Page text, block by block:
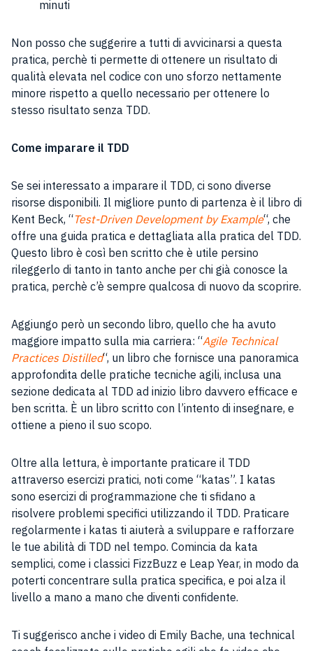
minuti
Non posso che suggerire a tutti di avvicinarsi a questa
pratica, perchè ti permette di ottenere un risultato di
qualità elevata nel codice con uno sforzo nettamente
minore rispetto a quello necessario per ottenere lo
stesso risultato senza TDD.
Come imparare il TDD
Se sei interessato a imparare il TDD, ci sono diverse
risorse disponibili. Il migliore punto di partenza è il libro di
Kent Beck, “Test-Driven Development by Example“, che
offre una guida pratica e dettagliata alla pratica del TDD.
Questo libro è così ben scritto che è utile persino
rileggerlo di tanto in tanto anche per chi già conosce la
pratica, perchè c’è sempre qualcosa di nuovo da scoprire.
Aggiungo però un secondo libro, quello che ha avuto
maggiore impatto sulla mia carriera: “Agile Technical
Practices Distilled“, un libro che fornisce una panoramica
approfondita delle pratiche tecniche agili, inclusa una
sezione dedicata al TDD ad inizio libro davvero efficace e
ben scritta. È un libro scritto con l’intento di insegnare, e
ottiene a pieno il suo scopo.
Oltre alla lettura, è importante praticare il TDD
attraverso esercizi pratici, noti come “katas”. I katas
sono esercizi di programmazione che ti sfidano a
risolvere problemi specifici utilizzando il TDD. Praticare
regolarmente i katas ti aiuterà a sviluppare e rafforzare
le tue abilità di TDD nel tempo. Comincia da kata
semplici, come i classici FizzBuzz e Leap Year, in modo da
poterti concentrare sulla pratica specifica, e poi alza il
livello a mano a mano che diventi confidente.
Ti suggerisco anche i video di Emily Bache, una technical